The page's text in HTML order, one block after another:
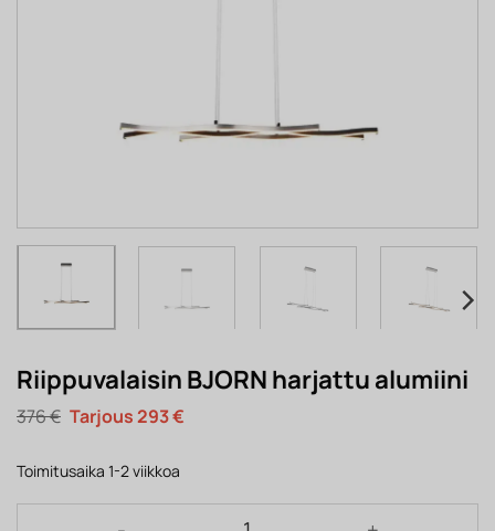
Riippuvalaisin BJORN harjattu alumiini
376€ Alkuperäinen
hinta
376 €.
293€Nykyinen
Toimitusaika 1-2 viikkoa
Riippuvalaisin BJORN harjattu alumiini määrä